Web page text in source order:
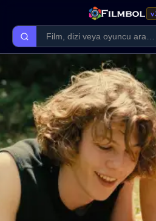
Forum
Kategoriler
Kaliteler
Film Kategorileri
Dizi Kategorileri